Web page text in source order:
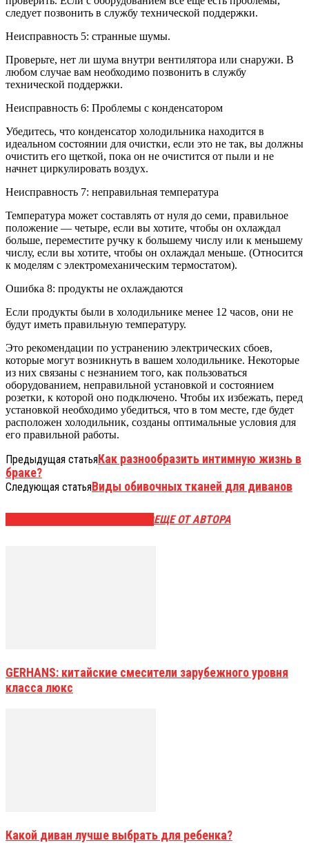
следует позвонить в службу технической поддержки.
Неисправность 5: странные шумы.
Проверьте, нет ли шума внутри вентилятора или снаружи. В
любом случае вам необходимо позвонить в службу
технической поддержки.
Неисправность 6: Проблемы с конденсатором
Убедитесь, что конденсатор холодильника находится в
идеальном состоянии для очистки, если это не так, вы должны
очистить его щеткой, пока он не очистится от пыли и не
начнет циркулировать воздух.
Неисправность 7: неправильная температура
Температура может составлять от нуля до семи, правильное
положение — четыре, если вы хотите, чтобы он охлаждал
больше, переместите ручку к большему числу или к меньшему
числу, если вы хотите, чтобы он охлаждал меньше. (Относится
к моделям с электромеханическим термостатом).
Ошибка 8: продукты не охлаждаются
Если продукты были в холодильнике менее 12 часов, они не
будут иметь правильную температуру.
Это рекомендации по устранению электрических сбоев,
которые могут возникнуть в вашем холодильнике. Некоторые
из них связаны с незнанием того, как пользоваться
оборудованием, неправильной установкой и состоянием
розетки, к которой оно подключено. Чтобы их избежать, перед
установкой необходимо убедиться, что в том месте, где будет
расположен холодильник, созданы оптимальные условия для
его правильной работы.
Предыдущая статьяКак разнообразить интимную жизнь в
браке?
Следующая статьяВиды обивочных тканей для диванов
ЕЩЕ ОТ АВТОРА
GERHANS: китайские смесители зарубежного уровня
класса люкс
Какой диван лучше выбрать для ребенка?